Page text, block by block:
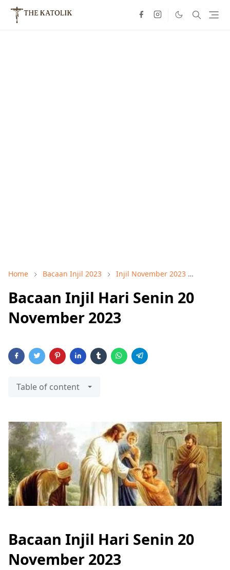
Home Bacaan Injil 2023 Injil November 2023
Bacaan Injil Hari Senin 20
November 2023
Table of content
Bacaan Injil Hari Senin 20
November 2023